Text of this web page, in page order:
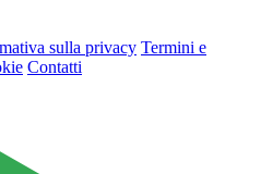
sulla privacy Termini e
Contatti